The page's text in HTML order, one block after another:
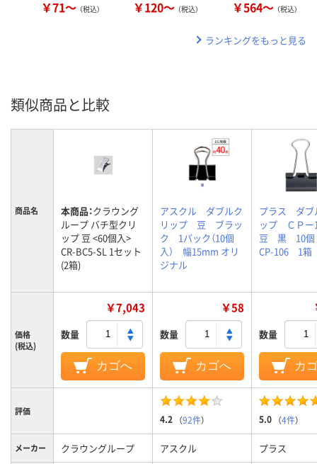
￥71～ （税込） ￥120～ （税込） ￥564～ （税込）
ランキングをもっと見る
類似商品と比較
商品名 本商品：クラウング
ループ バチ型クリ
ップ 豆 <60個入>
CR-BC5-SL 1セット
(2箱)
アスクル ダブルク
リップ 豆 ブラッ
ク 1パック（10個
入） 幅15mm オリ
ジナル
プラス ダブ
ップ ＣＰ
豆 黒
CP-106 1箱
価格
(税込)
￥7,043
数量
カゴへ
￥58
数量
カゴへ
数量
カ
評価
4.2 （92件） 5.0 （4件）
メーカー クラウングループ アスクル プラス